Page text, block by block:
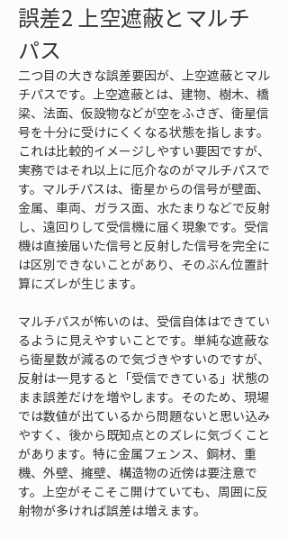
誤差2 上空遮蔽とマルチ
パス
二つ目の大きな誤差要因が、上空遮蔽とマル
チパスです。上空遮蔽とは、建物、樹木、橋
梁、法面、仮設物などが空をふさぎ、衛星信
号を十分に受けにくくなる状態を指します。
これは比較的イメージしやすい要因ですが、
実務ではそれ以上に厄介なのがマルチパスで
す。マルチパスは、衛星からの信号が壁面、
金属、車両、ガラス面、水たまりなどで反射
し、遠回りして受信機に届く現象です。受信
機は直接届いた信号と反射した信号を完全に
は区別できないことがあり、そのぶん位置計
算にズレが生じます。
マルチパスが怖いのは、受信自体はできてい
るように見えやすいことです。単純な遮蔽な
ら衛星数が減るので気づきやすいのですが、
反射は一見すると「受信できている」状態の
まま誤差だけを増やします。そのため、現場
では数値が出ているから問題ないと思い込み
やすく、後から既知点とのズレに気づくこと
があります。特に金属フェンス、鋼材、重
機、外壁、擁壁、構造物の近傍は要注意で
す。上空がそこそこ開けていても、周囲に反
射物が多ければ誤差は増えます。